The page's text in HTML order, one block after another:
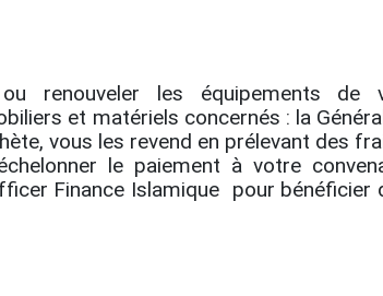
renouveler les équipements de
et matériels concernés : la
vous les revend en prélevant des
le paiement à votre
Finance Islamique pour bénéficier